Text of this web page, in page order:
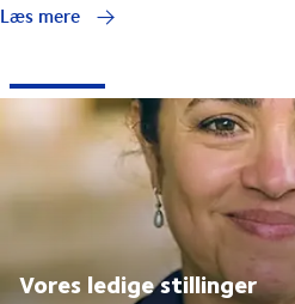
Læs mere
Vores ledige stillinger